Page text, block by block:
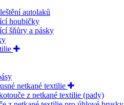
autolaků
houbičky
šňůry a pásky
netkané textilie
z netkané textilie (pady)